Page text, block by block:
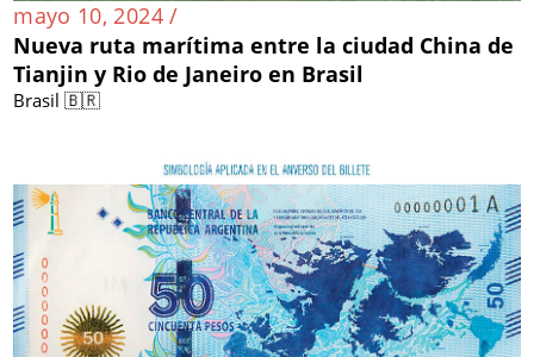
mayo 10, 2024 /
Nueva ruta marítima entre la ciudad China de
Tianjin y Rio de Janeiro en Brasil
Brasil 🇧🇷